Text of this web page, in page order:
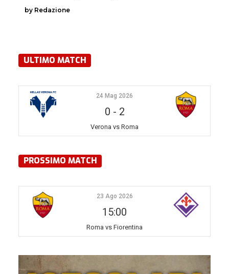
by Redazione
ULTIMO MATCH
24 Mag 2026
0 - 2
Verona vs Roma
PROSSIMO MATCH
23 Ago 2026
15:00
Roma vs Fiorentina